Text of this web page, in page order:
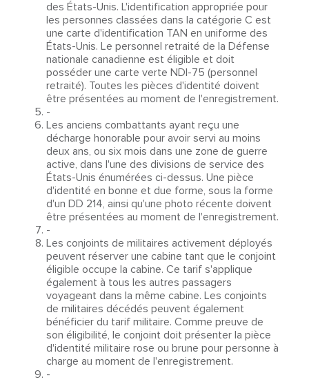
des États-Unis. L'identification appropriée pour
les personnes classées dans la catégorie C est
une carte d'identification TAN en uniforme des
États-Unis. Le personnel retraité de la Défense
nationale canadienne est éligible et doit
posséder une carte verte NDI-75 (personnel
retraité). Toutes les pièces d'identité doivent
être présentées au moment de l'enregistrement.
-
Les anciens combattants ayant reçu une
décharge honorable pour avoir servi au moins
deux ans, ou six mois dans une zone de guerre
active, dans l'une des divisions de service des
États-Unis énumérées ci-dessus. Une pièce
d'identité en bonne et due forme, sous la forme
d'un DD 214, ainsi qu'une photo récente doivent
être présentées au moment de l'enregistrement.
-
Les conjoints de militaires activement déployés
peuvent réserver une cabine tant que le conjoint
éligible occupe la cabine. Ce tarif s'applique
également à tous les autres passagers
voyageant dans la même cabine. Les conjoints
de militaires décédés peuvent également
bénéficier du tarif militaire. Comme preuve de
son éligibilité, le conjoint doit présenter la pièce
d'identité militaire rose ou brune pour personne à
charge au moment de l'enregistrement.
-